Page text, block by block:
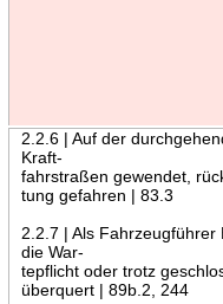
2.2.6 | Auf der
Kraft-
fahrstraßen gewendet,
tung gefahren | 83.3
2.2.7 | Als
die War-
tepflicht oder trotz
überquert | 89b.2, 244